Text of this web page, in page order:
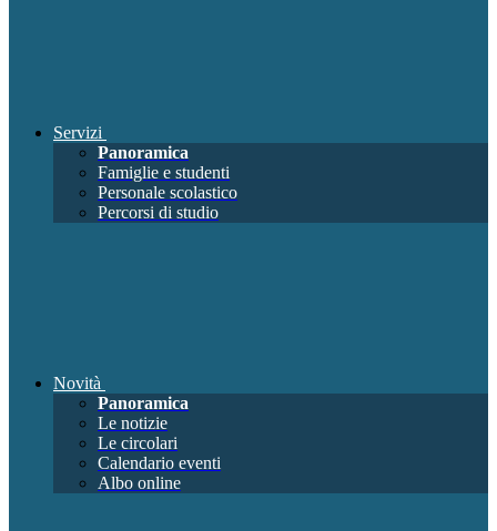
Servizi
Panoramica
Famiglie e studenti
Personale scolastico
Percorsi di studio
Novità
Panoramica
Le notizie
Le circolari
Calendario eventi
Albo online